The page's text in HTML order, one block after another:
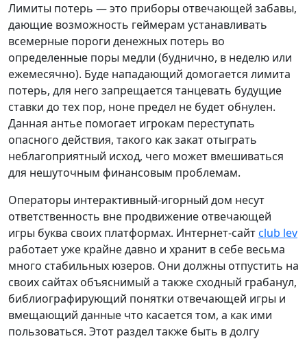
Лимиты потерь — это приборы отвечающей забавы,
дающие возможность геймерам устанавливать
всемерные пороги денежных потерь во
определенные поры медли (буднично, в неделю или
ежемесячно). Буде нападающий домогается лимита
потерь, для него запрещается танцевать будущие
ставки до тех пор, ноне предел не будет обнулен.
Данная антье помогает игрокам переступать
опасного действия, такого как закат отыграть
неблагоприятный исход, чего может вмешиваться
для нешуточным финансовым проблемам.
Операторы интерактивный-игорный дом несут
ответственность вне продвижение отвечающей
игры буква своих платформах. Интернет-сайтclub lev
работает уже крайне давно и хранит в себе весьма
много стабильных юзеров. Они должны отпустить на
своих сайтах объяснимый а также сходный грабанул,
библиографирующий понятки отвечающей игры и
вмещающий данные что касается том, а как ими
пользоваться. Этот раздел также быть в долгу